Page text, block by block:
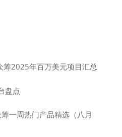
2025年百万美元项目汇总
盘点
一周热门产品精选（八月